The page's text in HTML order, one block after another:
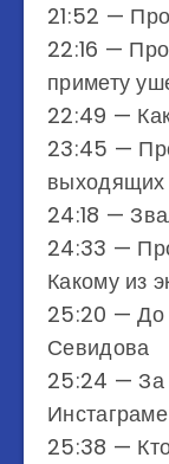
21:52​​​​​ —
22:16​​​​​ —
примету
22:49​​​​​ —
23:45​​​​​ —
24:18​​​​​ —
24:33​​​​​ —
Какому из
25:20​​​​​ — До
Севидова
25:24​​​​​ — За
Инстаграме
25:38​​​​​ —